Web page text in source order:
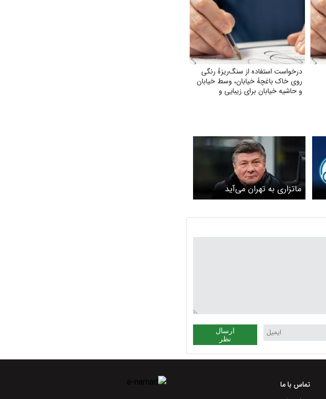
درخواست استفاده از سنگ‌ریزهٔ رنگی
روی خاک باغچهٔ خیابان، وسط خیابان
و حاشیه خیابان برای زیبایی و
ماتزاری به تهران می‌آید
ارسال
نظر
تماس با ما